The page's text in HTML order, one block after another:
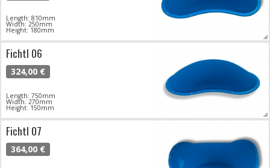
Length: 810mm
Width: 250mm
Height: 180mm
Fichtl 06
324,00 €
Length: 750mm
Width: 270mm
Height: 150mm
Fichtl 07
364,00 €